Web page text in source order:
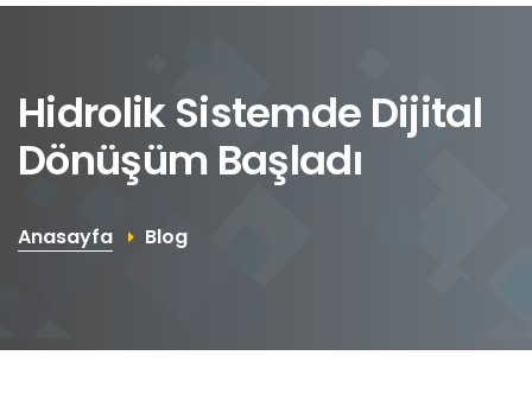
Hidrolik Sistemde Dijital
Dönüşüm Başladı
Anasayfa Blog